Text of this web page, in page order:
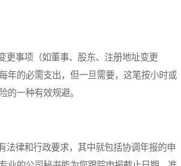
事项（如董事、股东、注册地址变更
年的必需支出，但一旦需要，这笔按小时或
的一种有效规避。
律和行政要求，其中就包括协调年报的申